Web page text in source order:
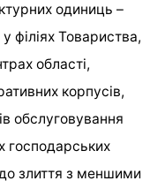
одиниць –
філіях Товариства,
області,
корпусів,
обслуговування
господарських
до злиття з меншими